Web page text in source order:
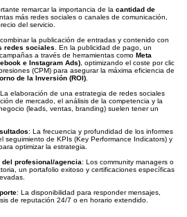
remarcar la importancia de la cantidad de
más redes sociales o canales de comunicación,
del servicio.
la publicación de entradas y contenido con
redes sociales . En la publicidad de pago, un
a través de herramientas como Meta
e Instagram Ads) , optimizando el coste por clic
(CPM) para asegurar la máxima eficiencia de
de la Inversión (ROI)
elaboración de una estrategia de redes sociales
de mercado, el análisis de la competencia y la
(leads, ventas, branding) suelen tener un
: La frecuencia y profundidad de los informes
seguimiento de KPIs (Key Performance Indicators) y
optimizar la estrategia.
profesional/agencia: Los community managers o
un portafolio exitoso y certificaciones específicas
: La disponibilidad para responder mensajes,
de reputación 24/7 o en horario extendido.